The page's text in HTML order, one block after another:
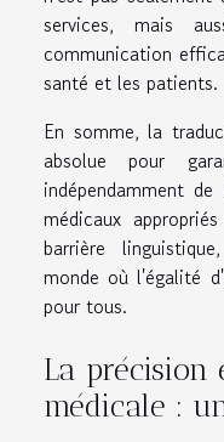
services, mais
communication
santé et les patients.
En somme, la
absolue pour
indépendamment
médicaux
barrière
monde où l'égalité
pour tous.
La précision
médicale :